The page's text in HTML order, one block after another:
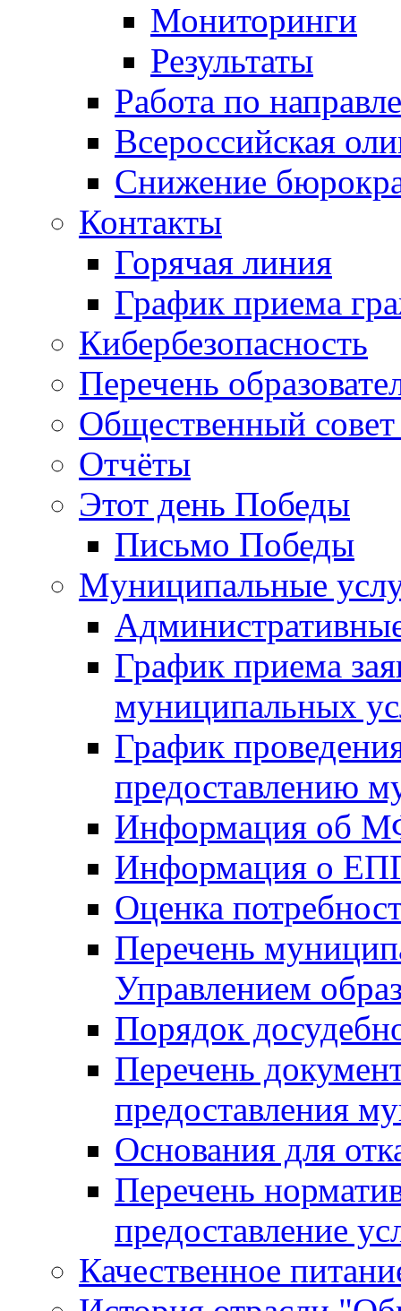
Мониторинги
Результаты
Работа по
Всероссийская
Снижение
Контакты
Горячая линия
График приема
Кибербезопасность
Перечень
Общественный
Отчёты
Этот день Победы
Письмо Победы
Mуниципальные
График приема
муниципальных
График
предоставлению
Информация об
Информация о
Оценка
Перечень
Управлением
Порядок
Перечень
предоставления
Основания для
Перечень
предоставление
Качественное